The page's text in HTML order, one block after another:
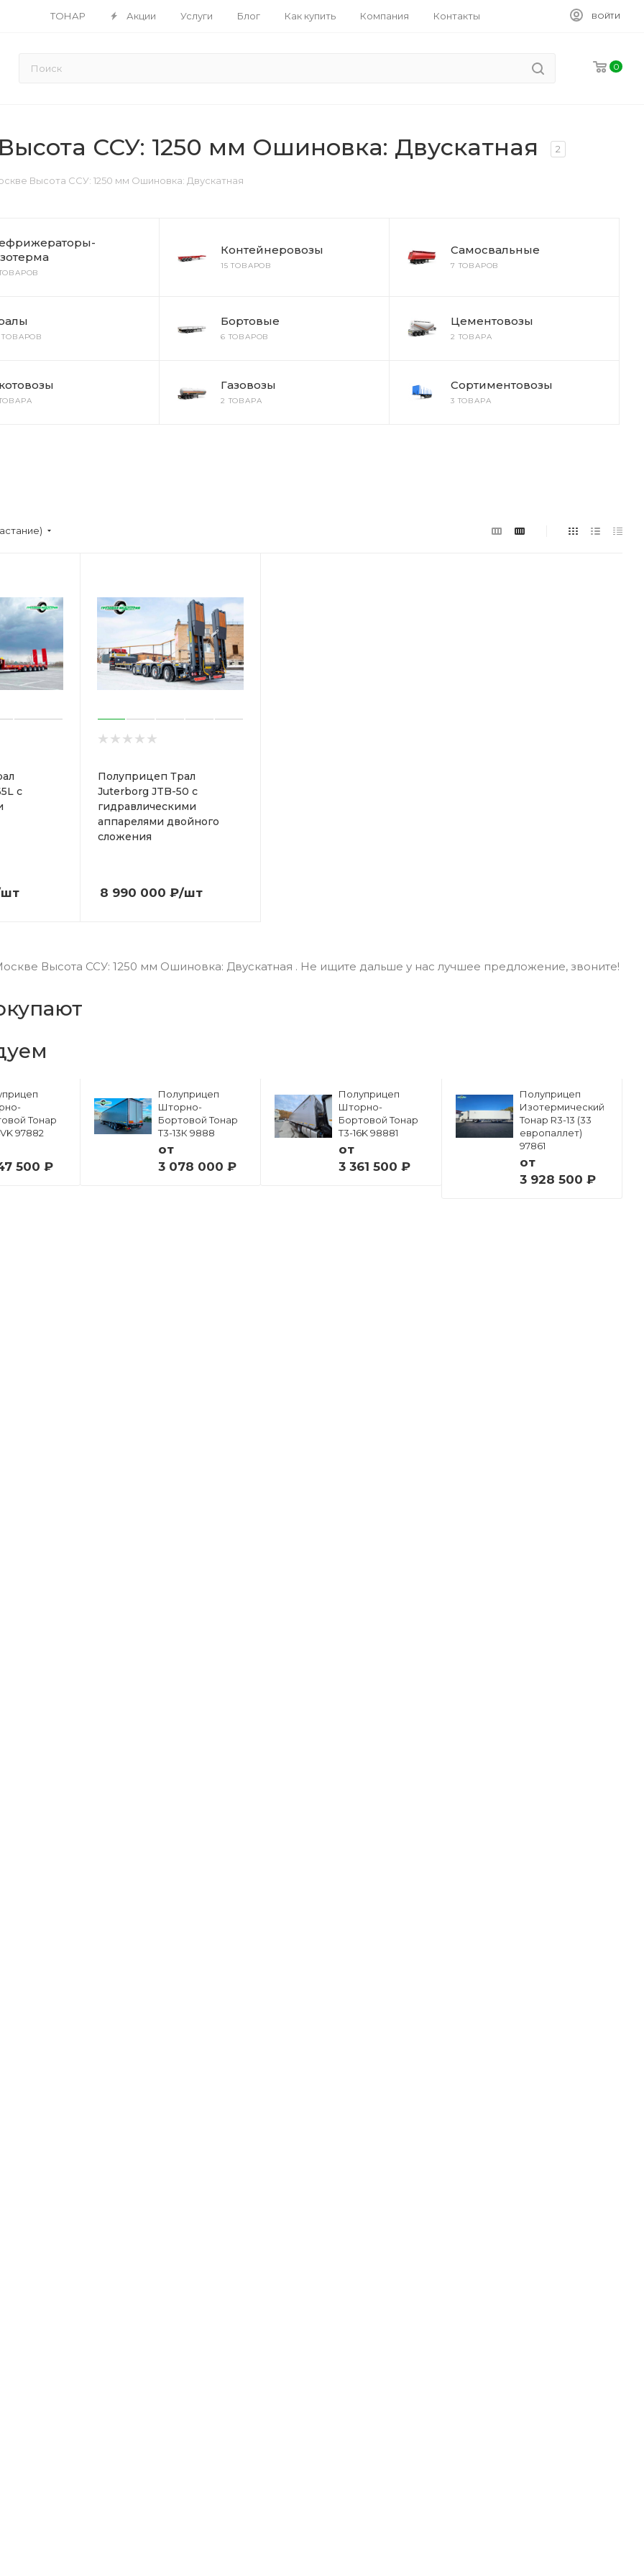
ТОНАР Акции Услуги Блог Как купить Компания Контакты ВОЙТИ
0
ССУ: 1250 мм Ошиновка: Двускатная 2
Высота ССУ: 1250 мм Ошиновка: Двускатная
Контейнеровозы
15 ТОВАРОВ
Самосвальные
7 ТОВАРОВ
ТОВАРОВ
Бортовые
6 ТОВАРОВ
Цементовозы
2 ТОВАРА
Газовозы
2 ТОВАРА
Сортиментовозы
3 ТОВАРА
с
Полуприцеп Трал
Juterborg JTB-50 с
гидравлическими
аппарелями двойного
сложения
8 990 000 ₽/шт
Высота ССУ: 1250 мм Ошиновка: Двускатная . Не ищите дальше у нас лучшее предложение, звоните!
Тонар
97882
500 ₽
Полуприцеп
Шторно-
Бортовой Тонар
Т3-13К 9888
от
3 078 000 ₽
Полуприцеп
Шторно-
Бортовой Тонар
Т3-16K 98881
от
3 361 500 ₽
Полуприцеп
Изотермический
Тонар R3-13 (33
европаллет)
97861
от
3 928 500 ₽